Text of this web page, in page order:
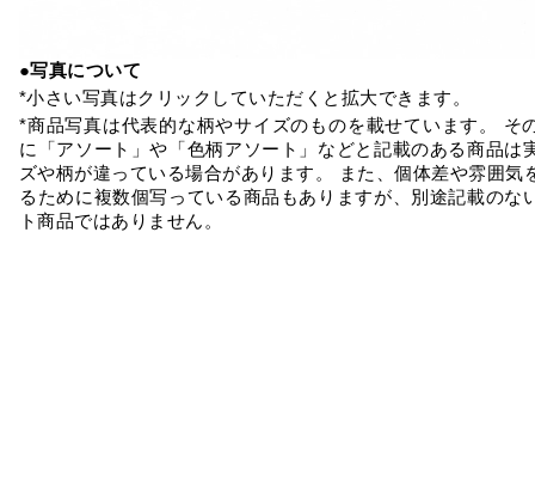
●写真について
*小さい写真はクリックしていただくと拡大できます。
*商品写真は代表的な柄やサイズのものを載せています。 そ
に「アソート」や「色柄アソート」などと記載のある商品は
ズや柄が違っている場合があります。 また、個体差や雰囲気
るために複数個写っている商品もありますが、別途記載のな
ト商品ではありません。